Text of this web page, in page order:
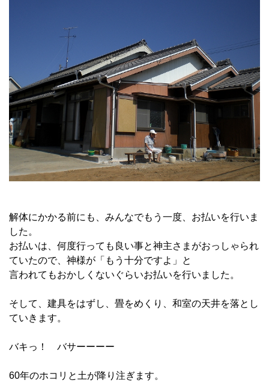
解体にかかる前にも、みんなでもう一度、お払いを行いま
した。
お払いは、何度行っても良い事と神主さまがおっしゃられ
ていたので、神様が「もう十分ですよ」と
言われてもおかしくないぐらいお払いを行いました。
そして、建具をはずし、畳をめくり、和室の天井を落とし
ていきます。
バキっ！ バサーーーー
60年のホコリと土が降り注ぎます。